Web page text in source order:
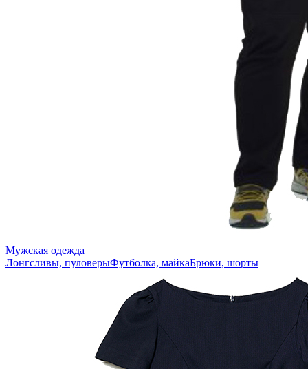
Мужская одежда
Лонгсливы, пуловерыФутболка, майкаБрюки, шорты